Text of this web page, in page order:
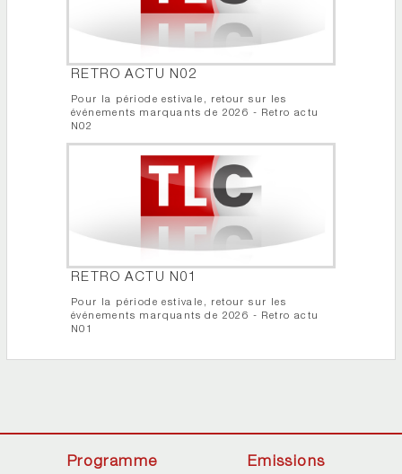
RETRO ACTU N02
Pour la période estivale, retour sur les
événements marquants de 2026 - Retro actu
N02
RETRO ACTU N01
Pour la période estivale, retour sur les
événements marquants de 2026 - Retro actu
N01
Programme Emissions